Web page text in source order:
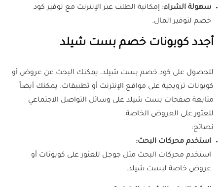
سهولة الشراء: إمكانية الطلب عبر الإنترنت مع توفير كود
خصم لتوفير المال.
أجدد كوبونات خصم بست شيلد
للحصول على كود خصم بست شيلد، يمكنك البحث عن عروض أو
كوبونات ترويجية على مواقع الإنترنت أو تطبيقات. يمكنك أيضاً
متابعة صفحات بست شيلد على وسائل التواصل الاجتماعي
للعثور على العروض الخاصة.
نصائح:
استخدم محركات البحث:
استخدم محركات البحث مثل جوجل للعثور على كوبونات أو
عروض خاصة لبست شيلد.